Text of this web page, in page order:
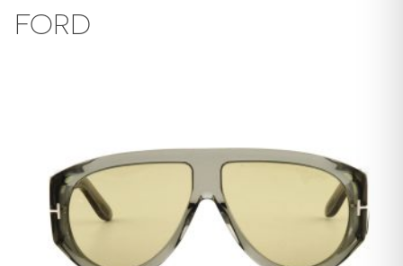
FORD